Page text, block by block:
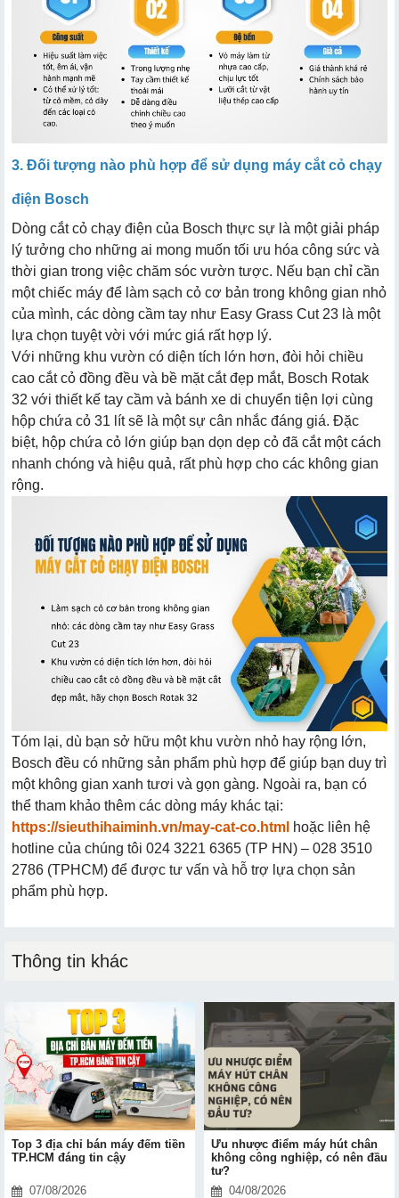
3. Đối tượng nào phù hợp để sử dụng máy cắt cỏ chạy
điện Bosch
Dòng cắt cỏ chạy điện của Bosch thực sự là một giải pháp
lý tưởng cho những ai mong muốn tối ưu hóa công sức và
thời gian trong việc chăm sóc vườn tược. Nếu bạn chỉ cần
một chiếc máy để làm sạch cỏ cơ bản trong không gian nhỏ
của mình, các dòng cầm tay như Easy Grass Cut 23 là một
lựa chọn tuyệt vời với mức giá rất hợp lý.
Với những khu vườn có diện tích lớn hơn, đòi hỏi chiều
cao cắt cỏ đồng đều và bề mặt cắt đẹp mắt, Bosch Rotak
32 với thiết kế tay cầm và bánh xe di chuyển tiện lợi cùng
hộp chứa cỏ 31 lít sẽ là một sự cân nhắc đáng giá. Đặc
biệt, hộp chứa cỏ lớn giúp bạn dọn dẹp cỏ đã cắt một cách
nhanh chóng và hiệu quả, rất phù hợp cho các không gian
rộng.
Tóm lại, dù bạn sở hữu một khu vườn nhỏ hay rộng lớn,
Bosch đều có những sản phẩm phù hợp để giúp bạn duy trì
một không gian xanh tươi và gọn gàng. Ngoài ra, bạn có
thể tham khảo thêm các dòng máy khác tại:
https://sieuthihaiminh.vn/may-cat-co.html hoặc liên hệ
hotline của chúng tôi 024 3221 6365 (TP HN) – 028 3510
2786 (TPHCM) để được tư vấn và hỗ trợ lựa chọn sản
phẩm phù hợp.
Thông tin khác
Top 3 địa chỉ bán máy đếm tiền
TP.HCM đáng tin cậy
07/08/2026
Ưu nhược điểm máy hút chân
không công nghiệp, có nên đầu
tư?
04/08/2026